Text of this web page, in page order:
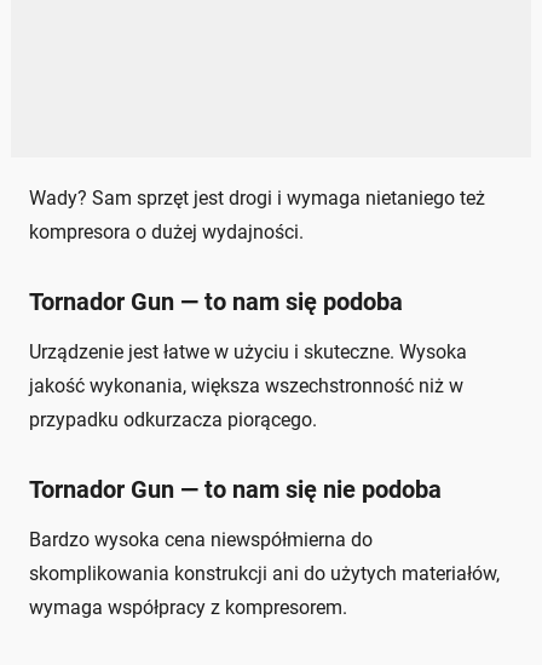
Wady? Sam sprzęt jest drogi i wymaga nietaniego też
kompresora o dużej wydajności.
Tornador Gun — to nam się podoba
Urządzenie jest łatwe w użyciu i skuteczne. Wysoka
jakość wykonania, większa wszechstronność niż w
przypadku odkurzacza piorącego.
Tornador Gun — to nam się nie podoba
Bardzo wysoka cena niewspółmierna do
skomplikowania konstrukcji ani do użytych materiałów,
wymaga współpracy z kompresorem.